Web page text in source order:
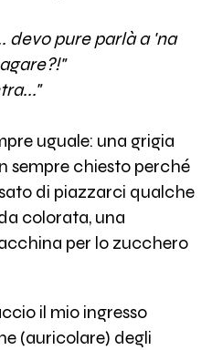
devo pure parlà a 'na
uguale: una grigia
sempre chiesto perché
di piazzarci qualche
colorata, una
per lo zucchero
il mio ingresso
(auricolare) degli